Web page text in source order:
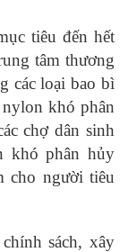
tiêu đến hết
tâm thương
các loại bao bì
khó phân
chợ dân sinh
khó phân hủy
cho người tiêu
sách, xây